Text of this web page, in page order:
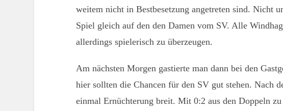
weitem nicht in Bestbesetzung angetreten sind. Nicht
Spiel gleich auf den den Damen vom SV. Alle
allerdings spielerisch zu überzeugen.
Am nächsten Morgen gastierte man dann bei den
hier sollten die Chancen für den SV gut stehen. Nach
einmal Ernüchterung breit. Mit 0:2 aus den Doppeln zu